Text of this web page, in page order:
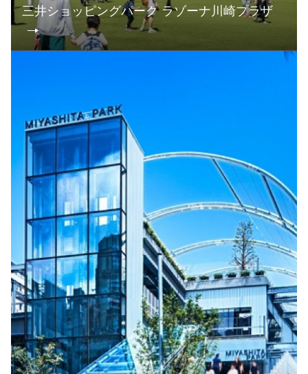
三井ショッピングパーク ラゾーナ川崎プラザ